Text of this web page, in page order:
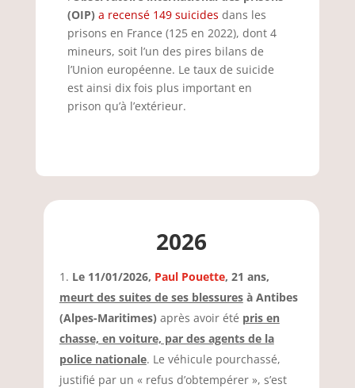
(OIP) a recensé 149 suicides dans les
prisons en France (125 en 2022), dont 4
mineurs, soit l’un des pires bilans de
l’Union européenne. Le taux de suicide
est ainsi dix fois plus important en
prison qu’à l’extérieur.
2026
Le 11/01/2026, Paul Pouette, 21 ans,
meurt des suites de ses blessuresà Antibes
(Alpes-Maritimes) après avoir été pris en
chasse, en voiture, par des agents de la
police nationale. Le véhicule pourchassé,
justifié par un « refus d’obtempérer », s’est